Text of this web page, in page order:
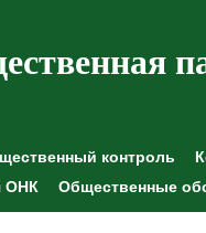
контроль
ОНК Общественные